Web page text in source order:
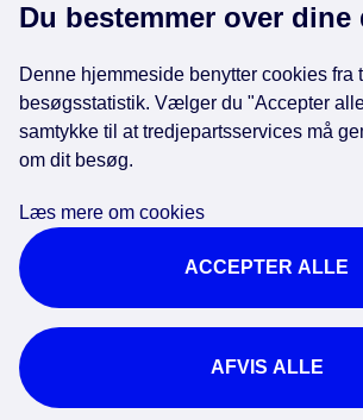
Genveje
EAN-numre i kommunen
Cookies
Tilgængelighedserklæring
Brug af kunstig intelligens
Du bestemmer over dine
Denne hjemmeside benytter cookies fra
besøgsstatistik. Vælger du "Accepter
samtykke til at tredjepartsservices må
om dit besøg.
Læs mere om cookies
ACCEPTER ALLE
AFVIS ALLE